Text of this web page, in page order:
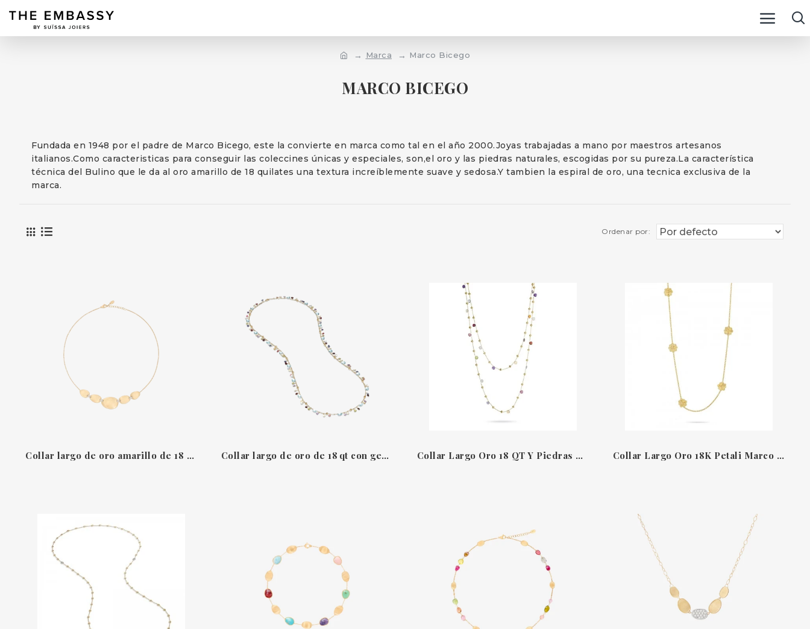
Marca Marco Bicego
MARCO BICEGO
Fundada en 1948 por el padre de Marco Bicego, este la convierte en marca como tal en el año 2000.Joyas trabajadas a mano por maestros artesanos
italianos.Como caracteristicas para conseguir las coleccines únicas y especiales, son,el oro y las piedras naturales, escogidas por su pureza.La característica
técnica del Bulino que le da al oro amarillo de 18 quilates una textura increíblemente suave y sedosa.Y tambien la espiral de oro, una tecnica exclusiva de la
marca.
Ordenar por:
Collar largo de oro amarillo de 18 qt con diamantes - Lunaria Diamonds Collar largo de oro de 18 qt con gemas de colores – Paradise Collar Largo Oro 18 QT Y Piedras Preciosas Paradise Marco Bicego Collar Largo Oro 18K Petali Marco Bicego